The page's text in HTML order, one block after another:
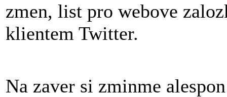
zmen, list pro webove
klientem Twitter.
Na zaver si zminme